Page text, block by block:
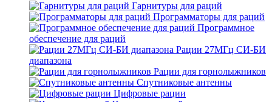
Гарнитуры для раций
Программаторы для раций
Программное
обеспечение для раций
Рации 27МГц СИ-БИ
диапазона
Рации для горнолыжников
Спутниковые антенны
Цифровые рации